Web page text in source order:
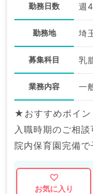
勤務日数 週
勤務地 埼
募集科目 乳
業務内容
★おすすめポイ
入職時期のご相
院内保育園完備
福利厚生充実の
お気に入り